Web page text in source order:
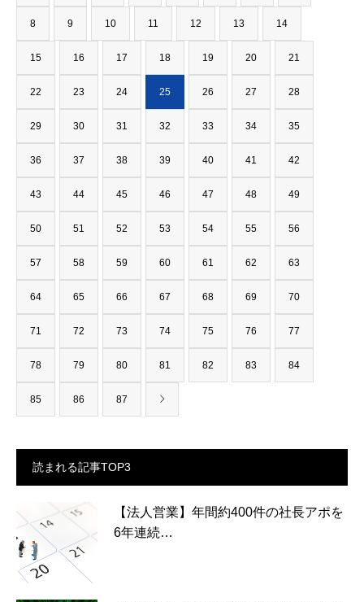
8 9 10 11 12 13 14
15 16 17 18 19 20 21
22 23 24 25 26 27 28
29 30 31 32 33 34 35
36 37 38 39 40 41 42
43 44 45 46 47 48 49
50 51 52 53 54 55 56
57 58 59 60 61 62 63
64 65 66 67 68 69 70
71 72 73 74 75 76 77
78 79 80 81 82 83 84
85 86 87
読まれる記事TOP3
【法人営業】年間約400件の社長アポを
6年連続…